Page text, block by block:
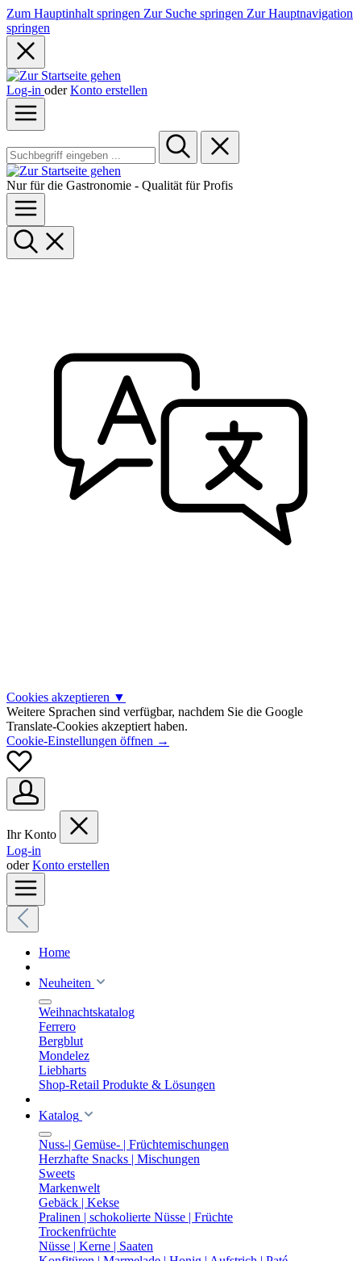
Zum Hauptinhalt springen Zur Suche springen Zur Hauptnavigation
springen
Log-in oder Konto erstellen
Nur für die Gastronomie - Qualität für Profis
Cookies akzeptieren ▼
Weitere Sprachen sind verfügbar, nachdem Sie die Google
Translate-Cookies akzeptiert haben.
Cookie-Einstellungen öffnen →
Ihr Konto
Log-in
oderKonto erstellen
Home
Neuheiten
Weihnachtskatalog
Ferrero
Bergblut
Mondelez
Liebharts
Shop-Retail Produkte & Lösungen
Katalog
Nuss-| Gemüse- | Früchtemischungen
Herzhafte Snacks | Mischungen
Sweets
Markenwelt
Gebäck | Kekse
Pralinen | schokolierte Nüsse | Früchte
Trockenfrüchte
Nüsse | Kerne | Saaten